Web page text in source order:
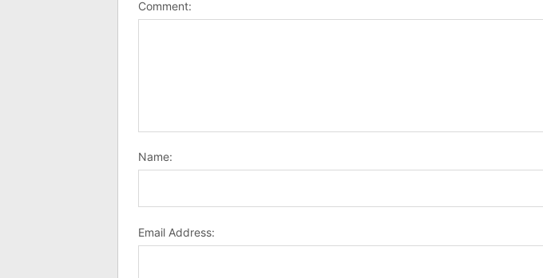
Comment:
Name:
Email Address: